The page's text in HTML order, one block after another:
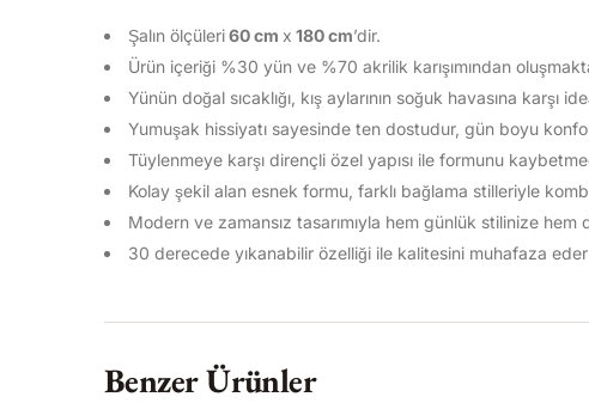
Şalın ölçüleri60 cm x 180 cm’dir.
Ürün içeriği %30 yün ve %70 akrilik karışımından
Yünün doğal sıcaklığı, kış aylarının soğuk havasına karşı
Yumuşak hissiyatı sayesinde ten dostudur, gün boyu
Tüylenmeye karşı dirençli özel yapısı ile formunu
Kolay şekil alan esnek formu, farklı bağlama stilleriyle
Modern ve zamansız tasarımıyla hem günlük stilinize hem
30 derecede yıkanabilir özelliği ile kalitesini muhafaza eder
Benzer Ürünler